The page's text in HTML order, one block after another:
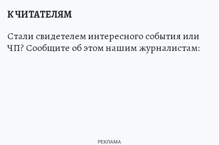
К ЧИТАТЕЛЯМ
Стали свидетелем интересного события или
ЧП? Сообщите об этом нашим журналистам: